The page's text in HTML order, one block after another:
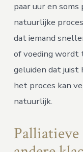
paar uur en
natuurlijke
dat iemand
of voeding wordt
geluiden dat
het proces kan
natuurlijk.
Palliatieve